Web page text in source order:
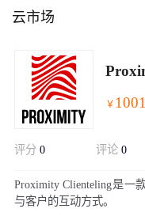
云市场
￥
评分 0 评论 0
Proximity Clienteling是一
与客户的互动方式。